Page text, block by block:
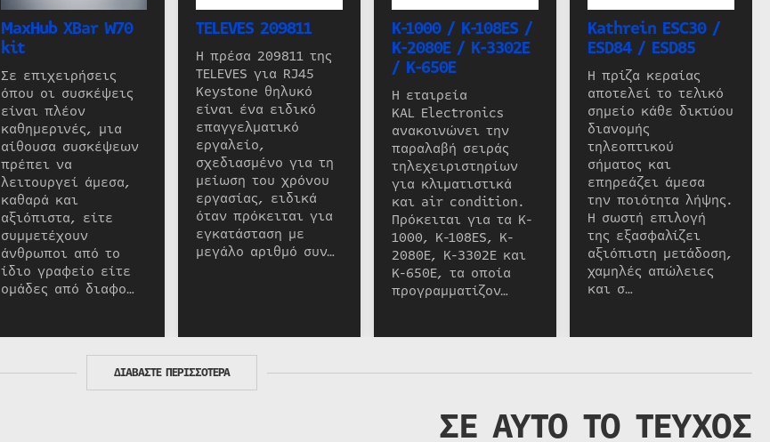
MaxHub XBar W70
kit
Σε επιχειρήσεις
όπου οι συσκέψεις
είναι πλέον
καθημερινές, μια
αίθουσα συσκέψεων
πρέπει να
λειτουργεί άμεσα,
καθαρά και
αξιόπιστα, είτε
συμμετέχουν
άνθρωποι από το
ίδιο γραφείο είτε
ομάδες από διαφο…
TELEVES 209811
Η πρέσα 209811 της
TELEVES για RJ45
Keystone θηλυκό
είναι ένα ειδικό
επαγγελματικό
εργαλείο,
σχεδιασμένο για τη
μείωση του χρόνου
εργασίας, ειδικά
όταν πρόκειται για
εγκατάσταση με
μεγάλο αριθμό συν…
K-1000 / K-108ES /
K-2080E / K-3302E
/ K-650E
Η εταιρεία
KAL Electronics
ανακοινώνει την
παραλαβή σειράς
τηλεχειριστηρίων
για κλιματιστικά
και air condition.
Πρόκειται για τα K-
1000, K-108ES, K-
2080E, K-3302E και
K-650E, τα οποία
προγραμματίζον…
Kathrein ESC30 /
ESD84 / ESD85
Η πρίζα κεραίας
αποτελεί το τελικό
σημείο κάθε δικτύου
διανομής
τηλεοπτικού
σήματος και
επηρεάζει άμεσα
την ποιότητα λήψης.
Η σωστή επιλογή
της εξασφαλίζει
αξιόπιστη μετάδοση,
χαμηλές απώλειες
και σ…
ΔΙΑΒΑΣΤΕ ΠΕΡΙΣΣΟΤΕΡΑ
ΣΕ ΑΥΤΟ ΤΟ ΤΕΥΧΟΣ